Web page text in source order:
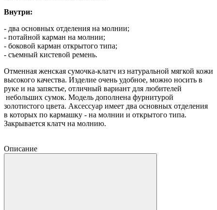
Внутри:
- два основных отделения на молнии;
- потайной карман на молнии;
- боковой карман открытого типа;
- съемный кистевой ремень.
Отменная женская сумочка-клатч из натуральной мягкой кожи
высокого качества. Изделие очень удобное, можно носить в
руке и на запястье, отличный вариант для любителей
небольших сумок. Модель дополнена фурнитурой
золотистого цвета. Аксессуар имеет два основных отделения
в которых по кармашку - на молнии и открытого типа.
Закрывается клатч на молнию.
Описание